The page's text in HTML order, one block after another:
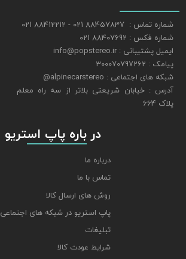
شماره تماس : 88457837 021 - 88412212 021
شماره فکس : 88407692 021
ایمیل پشتیبانی : info@popstereo.ir
پیامک : 300070797262
شبکه های اجتماعی : alpinecarstereo@
​​​​​​​آدرس : خیابان شریعتی بلاتر از سه راه معلم
پلاک 664
​​​​​​​ در باره پاپ استریو
درباره ما
تماس با ما
روش های ارسال کالا
پاپ استریو در شبکه های اجتماعی
تبلیغات
شرایط عودت کالا